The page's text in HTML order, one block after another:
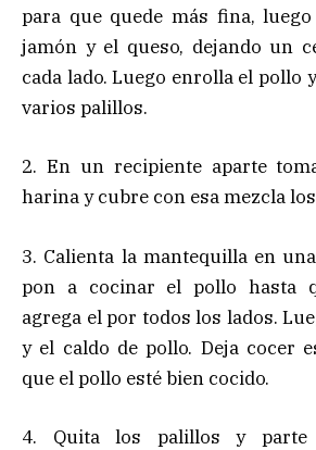
para que quede más fina,
jamón y el queso, dejando un
cada lado. Luego enrolla el pollo
varios palillos.
2. En un recipiente aparte
harina y cubre con esa mezcla
3. Calienta la mantequilla en
pon a cocinar el pollo hasta
agrega el por todos los lados.
y el caldo de pollo. Deja cocer
que el pollo esté bien cocido.
4. Quita los palillos y